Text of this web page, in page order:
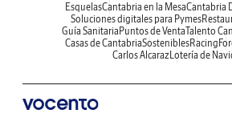
EsquelasCantabria en la MesaCantabria
Soluciones digitales para Pymes
Guía Sanitaria Puntos de VentaTalento
Casas de CantabriaSosteniblesRacing
Carlos AlcarazLotería de